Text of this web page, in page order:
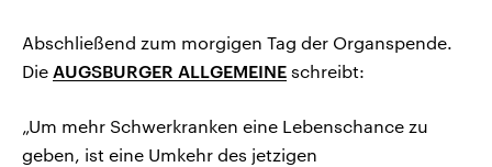
Abschließend zum morgigen Tag der Organspende.
Die AUGSBURGER ALLGEMEINE schreibt:
„Um mehr Schwerkranken eine Lebenschance zu
geben, ist eine Umkehr des jetzigen